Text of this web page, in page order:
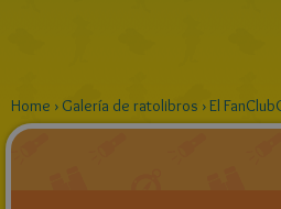
Home › Galería de ratolibros ›El